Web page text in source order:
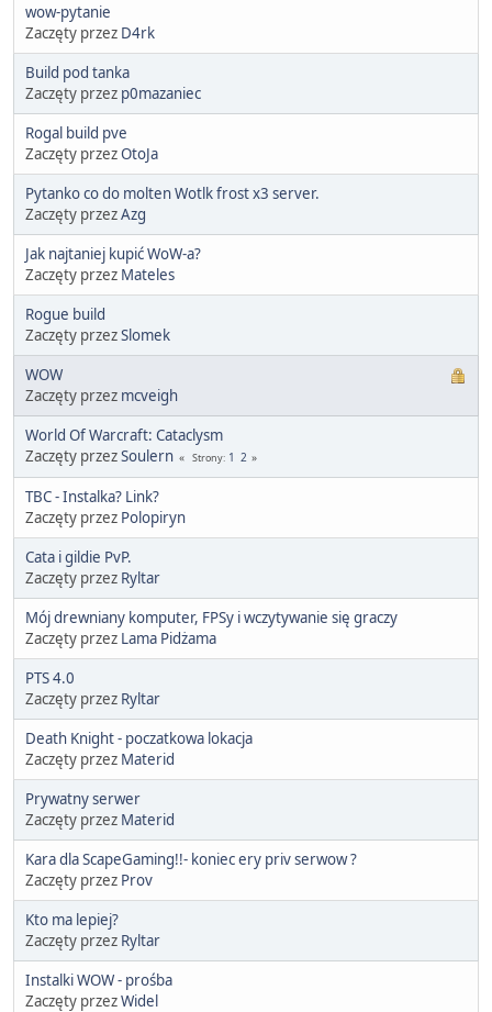
wow-pytanie
Zaczęty przez D4rk
Build pod tanka
Zaczęty przez p0mazaniec
Rogal build pve
Zaczęty przezOtoJa
Pytanko co do molten Wotlk frost x3 server.
Zaczęty przezAzg
Jak najtaniej kupić WoW-a?
Zaczęty przez Mateles
Rogue build
Zaczęty przezSlomek
WOW
Zaczęty przez mcveigh
World Of Warcraft: Cataclysm
Zaczęty przezSoulern Strony 1 2
TBC - Instalka? Link?
Zaczęty przez Polopiryn
Cata i gildie PvP.
Zaczęty przez Ryltar
Mój drewniany komputer, FPSy i wczytywanie się graczy
Zaczęty przez Lama Pidżama
PTS 4.0
Zaczęty przez Ryltar
Death Knight - poczatkowa lokacja
Zaczęty przez Materid
Prywatny serwer
Zaczęty przez Materid
Kara dla ScapeGaming!!- koniec ery priv serwow ?
Zaczęty przez Prov
Kto ma lepiej?
Zaczęty przez Ryltar
Instalki WOW - prośba
Zaczęty przezWidel